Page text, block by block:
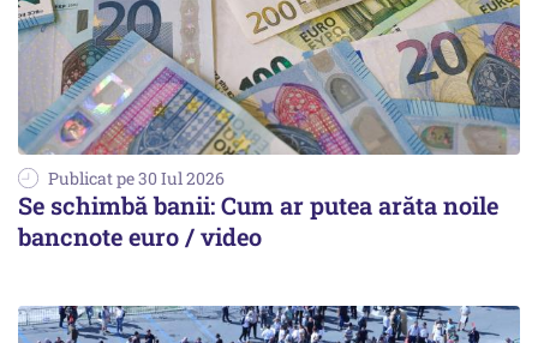
Publicat pe 30 Iul 2026
Se schimbă banii: Cum ar putea arăta noile
bancnote euro / video